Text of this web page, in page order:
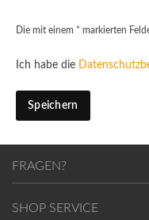
Die mit einem * markierten
Ich habe die
Speichern
FRAGEN?
SHOP SERVICE